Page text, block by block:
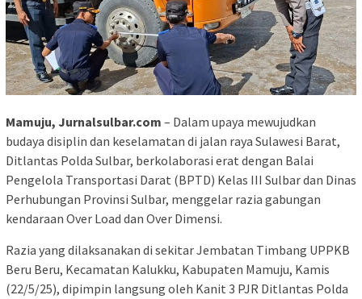
Mamuju, Jurnalsulbar.com – Dalam upaya mewujudkan
budaya disiplin dan keselamatan di jalan raya Sulawesi Barat,
Ditlantas Polda Sulbar, berkolaborasi erat dengan Balai
Pengelola Transportasi Darat (BPTD) Kelas III Sulbar dan Dinas
Perhubungan Provinsi Sulbar, menggelar razia gabungan
kendaraan Over Load dan Over Dimensi.
Razia yang dilaksanakan di sekitar Jembatan Timbang UPPKB
Beru Beru, Kecamatan Kalukku, Kabupaten Mamuju, Kamis
(22/5/25), dipimpin langsung oleh Kanit 3 PJR Ditlantas Polda